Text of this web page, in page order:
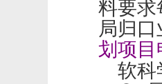
料要求
局归
划项目
软科